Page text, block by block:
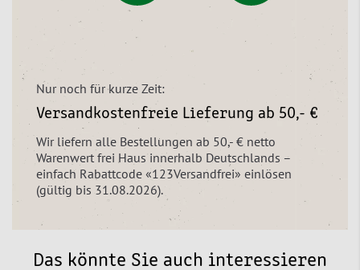
Nur noch für kurze Zeit:
Versandkostenfreie Lieferung ab 50,- €
Wir liefern alle Bestellungen ab 50,- € netto
Warenwert frei Haus innerhalb Deutschlands –
einfach Rabattcode «123Versandfrei» einlösen
(gültig bis 31.08.2026).
Das könnte Sie auch interessieren